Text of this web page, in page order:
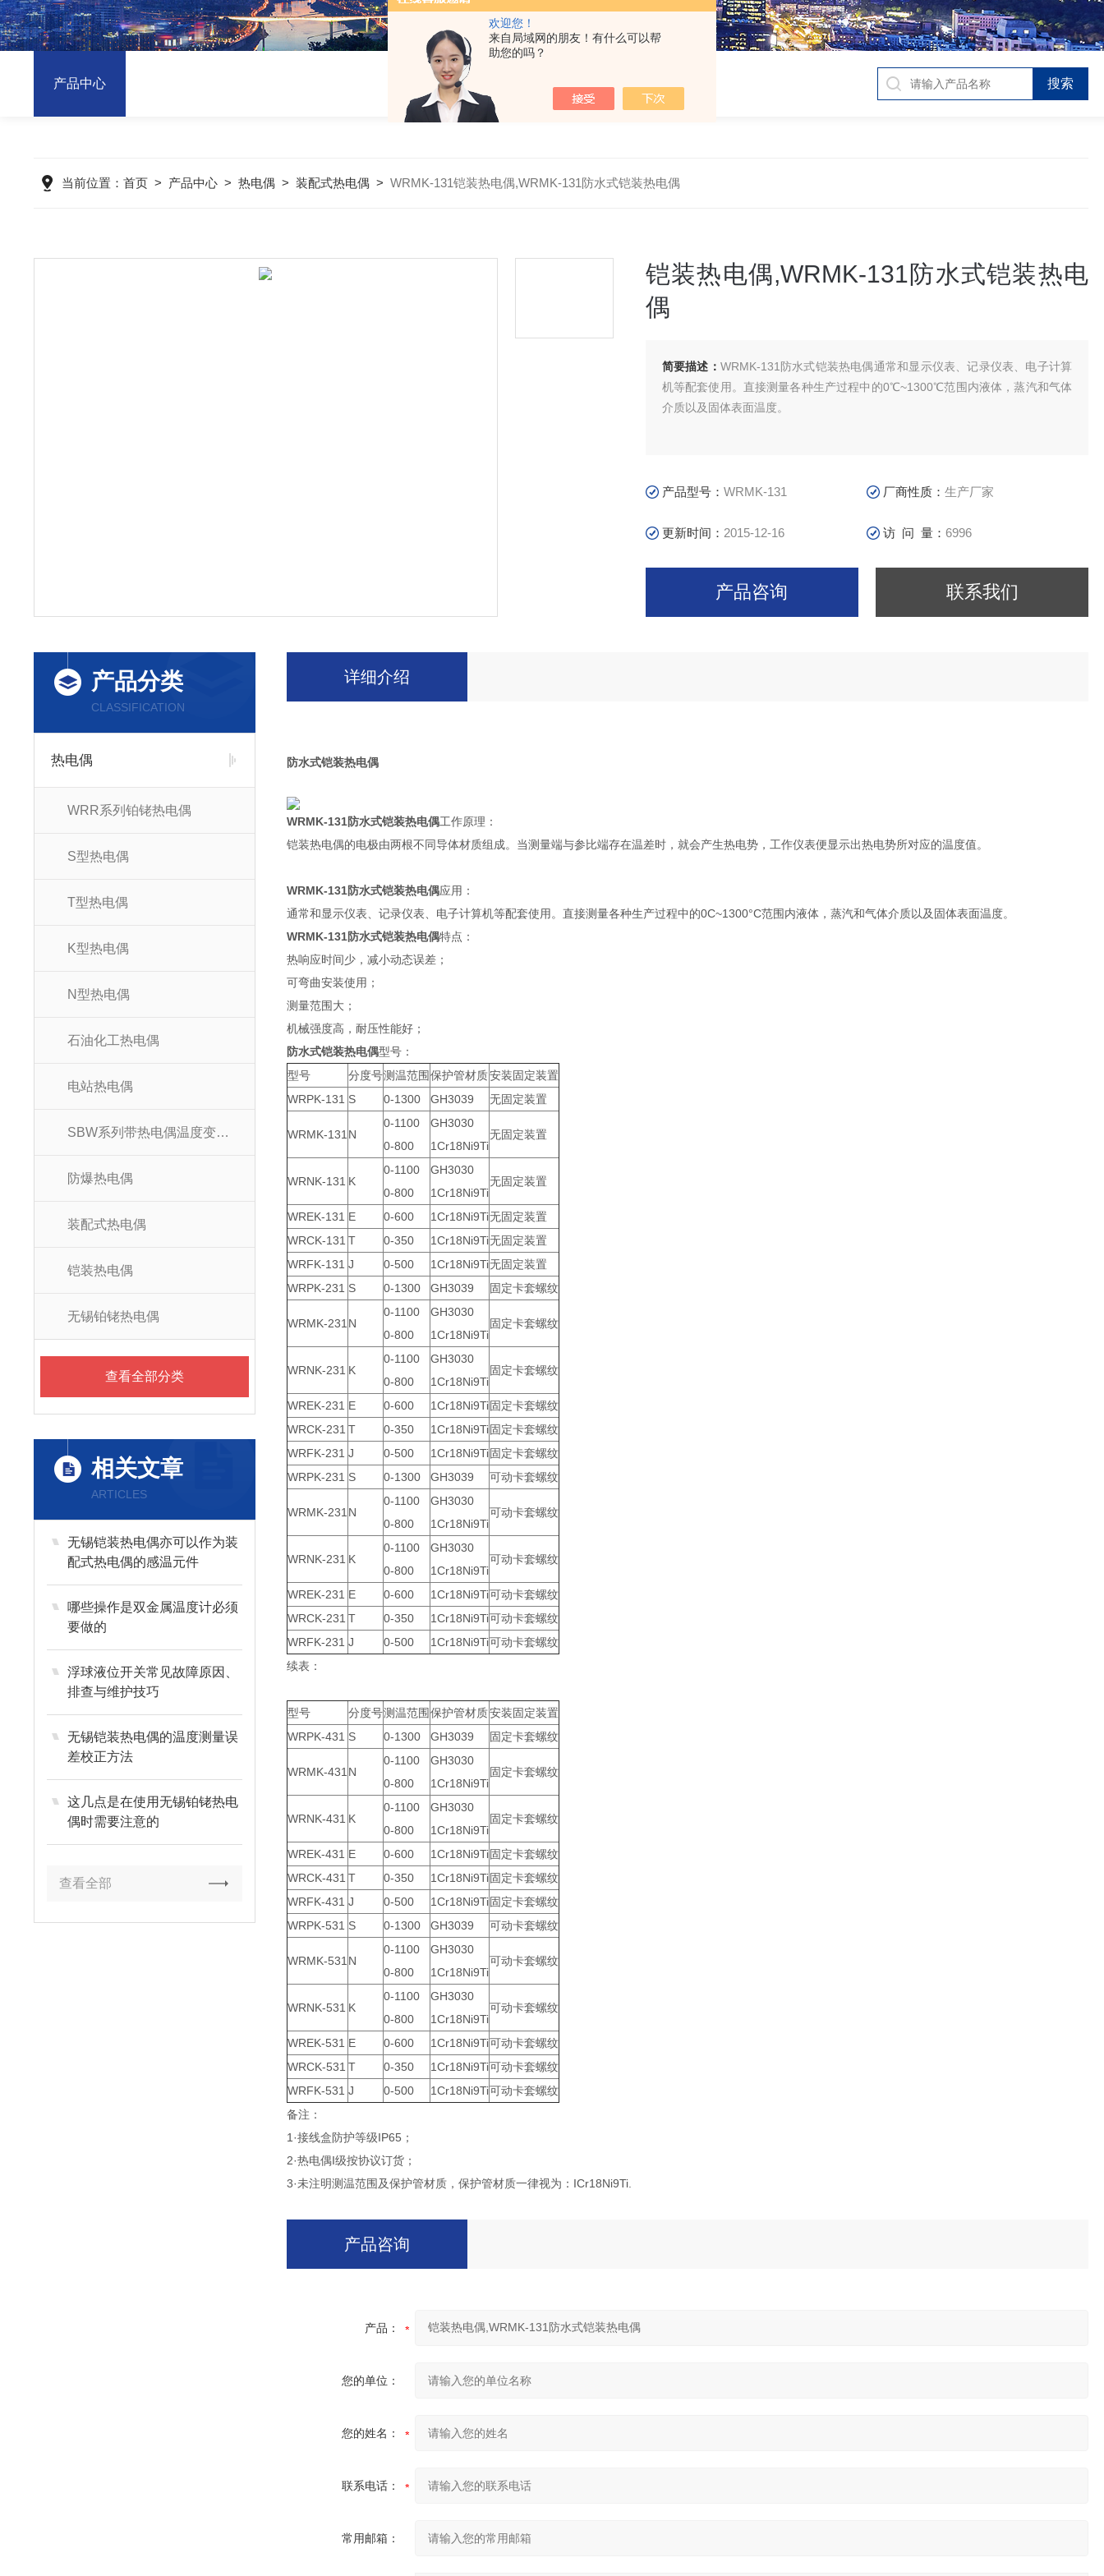
欢迎您！
来自局域网的朋友！有什么可以帮
助您的吗？
产品中心
当前位置： 首页> 产品中心> 热电偶> 装配式热电偶> WRMK-131铠装热电偶,WRMK-131防水式铠装热电偶
铠装热电偶,WRMK-131防水式铠装热电
偶
简要描述： WRMK-131防水式铠装热电偶通常和显示仪表、记录仪表、电子计算
机等配套使用。直接测量各种生产过程中的0℃~1300℃范围内液体，蒸汽和气体
介质以及固体表面温度。
产品型号： WRMK-131 厂商性质：生产厂家
更新时间： 2015-12-16 访 问 量：6996
产品咨询 联系我们
产品分类
CLASSIFICATION
热电偶
WRR系列铂铑热电偶
S型热电偶
T型热电偶
K型热电偶
N型热电偶
石油化工热电偶
电站热电偶
SBW系列带热电偶温度变送器
防爆热电偶
装配式热电偶
铠装热电偶
无锡铂铑热电偶
查看全部分类
相关文章
ARTICLES
无锡铠装热电偶亦可以作为装
配式热电偶的感温元件
哪些操作是双金属温度计必须
要做的
浮球液位开关常见故障原因、
排查与维护技巧
无锡铠装热电偶的温度测量误
差校正方法
这几点是在使用无锡铂铑热电
偶时需要注意的
查看全部
详细介绍
防水式铠装热电偶
WRMK-131防水式铠装热电偶工作原理：
铠装热电偶的电极由两根不同导体材质组成。当测量端与参比端存在温差时，就会产生热电势，工作仪表便显示出热电势所对应的温度值。
WRMK-131防水式铠装热电偶应用：
通常和显示仪表、记录仪表、电子计算机等配套使用。直接测量各种生产过程中的0C~1300°C范围内液体，蒸汽和气体介质以及固体表面温度。
WRMK-131防水式铠装热电偶特点：
热响应时间少，减小动态误差；
可弯曲安装使用；
测量范围大；
机械强度高，耐压性能好；
防水式铠装热电偶型号：
型号
分度号测温范围保护管材质安装固定装置
WRPK-131 S 0-1300 GH3039 无固定装置
WRMK-131 N
0-1100
0-800
GH3030
1Cr18Ni9Ti
无固定装置
WRNK-131 K
0-1100
0-800
GH3030
1Cr18Ni9Ti
无固定装置
WREK-131 E 0-600 1Cr18Ni9Ti无固定装置
WRCK-131 T 0-350 1Cr18Ni9Ti无固定装置
WRFK-131 J 0-500 1Cr18Ni9Ti无固定装置
WRPK-231 S 0-1300 GH3039 固定卡套螺纹
WRMK-231 N
0-1100
0-800
GH3030
1Cr18Ni9Ti
固定卡套螺纹
WRNK-231 K
0-1100
0-800
GH3030
1Cr18Ni9Ti
固定卡套螺纹
WREK-231 E 0-600 1Cr18Ni9Ti固定卡套螺纹
WRCK-231 T 0-350 1Cr18Ni9Ti固定卡套螺纹
WRFK-231 J 0-500 1Cr18Ni9Ti固定卡套螺纹
WRPK-231 S 0-1300 GH3039 可动卡套螺纹
WRMK-231 N
0-1100
0-800
GH3030
1Cr18Ni9Ti
可动卡套螺纹
WRNK-231 K
0-1100
0-800
GH3030
1Cr18Ni9Ti
可动卡套螺纹
WREK-231 E 0-600 1Cr18Ni9Ti可动卡套螺纹
WRCK-231 T 0-350 1Cr18Ni9Ti可动卡套螺纹
WRFK-231 J 0-500 1Cr18Ni9Ti可动卡套螺纹
续表：
型号 分度号测温范围保护管材质安装固定装置
WRPK-431 S 0-1300 GH3039 固定卡套螺纹
WRMK-431 N
0-1100
0-800
GH3030
1Cr18Ni9Ti
固定卡套螺纹
WRNK-431 K
0-1100
0-800
GH3030
1Cr18Ni9Ti
固定卡套螺纹
WREK-431 E 0-600 1Cr18Ni9Ti固定卡套螺纹
WRCK-431 T 0-350 1Cr18Ni9Ti固定卡套螺纹
WRFK-431 J 0-500 1Cr18Ni9Ti固定卡套螺纹
WRPK-531 S 0-1300 GH3039 可动卡套螺纹
WRMK-531 N
0-1100
0-800
GH3030
1Cr18Ni9Ti
可动卡套螺纹
WRNK-531 K
0-1100
0-800
GH3030
1Cr18Ni9Ti
可动卡套螺纹
WREK-531 E 0-600 1Cr18Ni9Ti可动卡套螺纹
WRCK-531 T 0-350 1Cr18Ni9Ti可动卡套螺纹
WRFK-531 J 0-500 1Cr18Ni9Ti可动卡套螺纹
备注：
1·接线盒防护等级IP65；
2·热电偶I级按协议订货；
3·未注明测温范围及保护管材质，保护管材质一律视为：ICr18Ni9Ti.
产品咨询
产品：
您的单位：
您的姓名：
联系电话：
常用邮箱：